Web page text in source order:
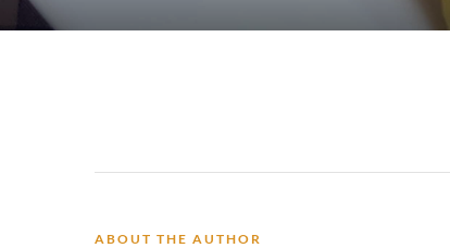
ABOUT THE AUTHOR